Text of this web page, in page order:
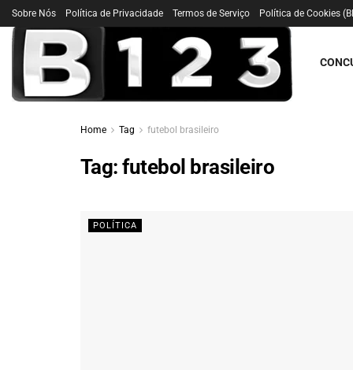
Sobre Nós Política de Privacidade Termos de Serviço Política de Cookies
Home Tag futebol brasileiro
Tag:futebol brasileiro
POLÍTICA